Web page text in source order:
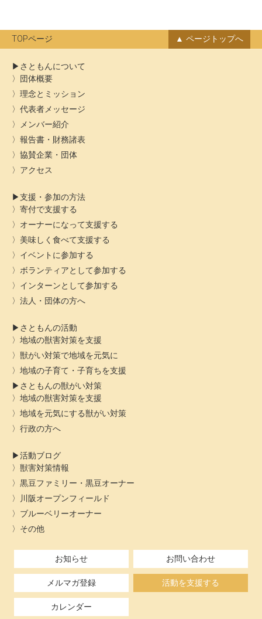
ブ
TOPページ ページトップへ
さともんについて
団体概要
理念とミッション
代表者メッセージ
メンバー紹介
報告書・財務諸表
協賛企業・団体
アクセス
支援・参加の方法
寄付で支援する
オーナーになって支援する
美味しく食べて支援する
イベントに参加する
ボランティアとして参加する
インターンとして参加する
法人・団体の方へ
さともんの活動
地域の獣害対策を支援
獣がい対策で地域を元気に
地域の子育て・子育ちを支援
さともんの獣がい対策
地域の獣害対策を支援
地域を元気にする獣がい対策
行政の方へ
活動ブログ
獣害対策情報
黒豆ファミリー・黒豆オーナー
川阪オープンフィールド
ブルーベリーオーナー
その他
お知らせ お問い合わせ
メルマガ登録 活動を支援する
カレンダー